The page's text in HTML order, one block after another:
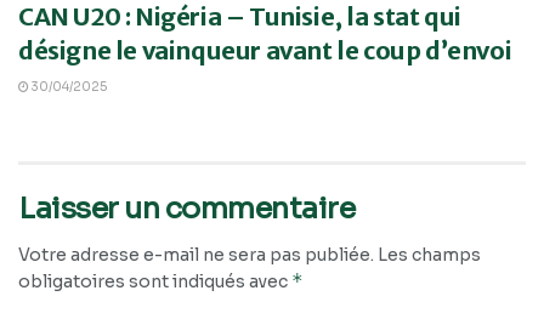
CAN U20 : Nigéria – Tunisie, la stat qui
désigne le vainqueur avant le coup d’envoi
30/04/2025
Laisser un commentaire
Votre adresse e-mail ne sera pas publiée. Les champs
obligatoires sont indiqués avec *